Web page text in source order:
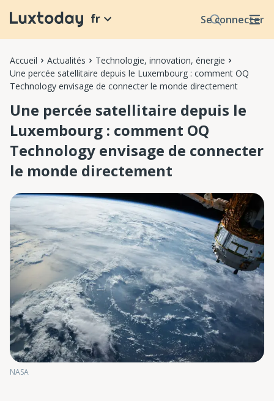
Se connecter
fr
Accueil Actualités
Technologie, innovation, énergie
Une percée satellitaire depuis le Luxembourg : comment OQ
Technology envisage de connecter le monde directement
Une percée satellitaire depuis le
Luxembourg : comment OQ
Technology envisage de connecter
le monde directement
NASA